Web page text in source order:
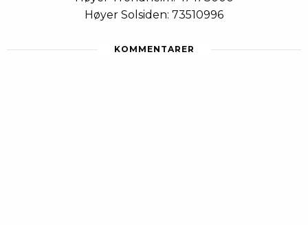
Høyer Solsiden: 73510996
KOMMENTARER